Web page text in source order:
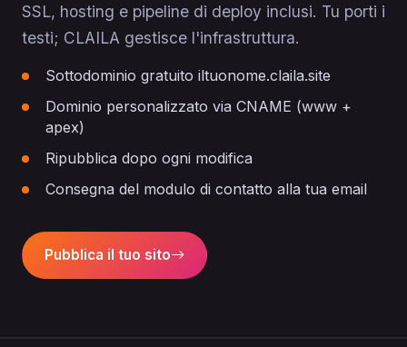
SSL, hosting e pipeline di deploy inclusi. Tu porti i
testi; CLAILA gestisce l'infrastruttura.
Sottodominio gratuito iltuonome.claila.site
Dominio personalizzato via CNAME (www +
apex)
Ripubblica dopo ogni modifica
Consegna del modulo di contatto alla tua email
Pubblica il tuo sito